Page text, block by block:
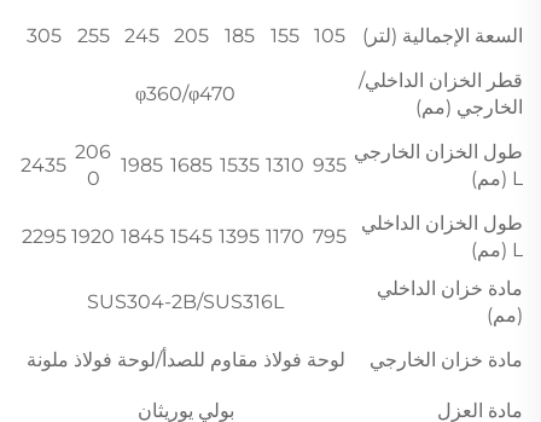
السعة الإجمالية (لتر) 105
155
185
205
245
255
305
قطر الخزان الداخلي/
الخارجي (مم)
φ360/φ470
طول الخزان الخارجي
L (مم)
935
1310
1535
1685
1985
206
0
2435
طول الخزان الداخلي
L (مم)
795
1170
1395
1545
1845
1920
2295
مادة خزان الداخلي
(مم)
SUS304-2B/SUS316L
مادة خزان الخارجي لوحة فولاذ مقاوم للصدأ/لوحة فولاذ ملونة
مادة العزل بولي يوريثان